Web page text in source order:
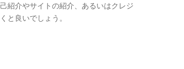
紹介やサイトの紹介、あるいはクレジ
と良いでしょう。